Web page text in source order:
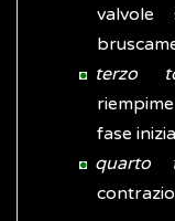
valvole
terzo
fase
quarto